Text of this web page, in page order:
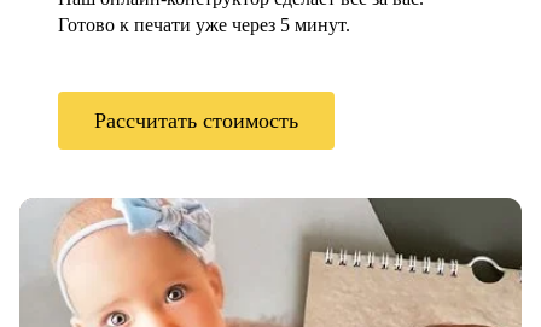
Готово к печати уже через 5 минут.
Рассчитать стоимость